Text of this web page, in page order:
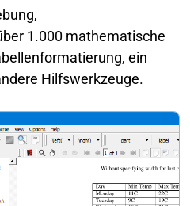
1.000 mathematische
ein
Hilfswerkzeuge.